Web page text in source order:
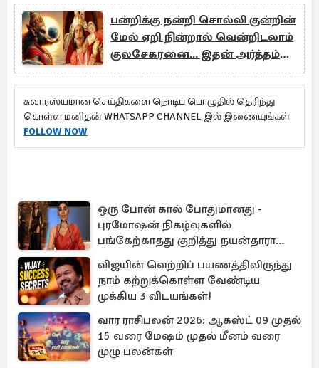
பன்றிக்கு நன்றி சொல்லி குன்றின்
மேல் ஏறி நின்றால் வென்றிடலாம்
குலசேகரனை... இதன் அர்த்தம்
என்ன?
சுவாரஸ்யமான செய்திகளை நொடிப் பொழுதில் தெரிந்து
கொள்ள மனிதன் WHATSAPP CHANNEL இல் இணையுங்கள்
FOLLOW NOW
ஒரு போன் கால் போதுமானது -
புரமோஷன் நிகழ்வுகளில்
பங்கேற்காதது குறித்து நயன்தாரா
ஓபன் டாக்!
விஜயின் வெற்றிப் பயணத்திலிருந்து
நாம் கற்றுக்கொள்ள வேண்டிய
முக்கிய 3 விடயங்கள்!
வார ராசிபலன் 2026: ஆகஸ்ட் 09 முதல்
15 வரை மேஷம் முதல் மீனம் வரை
முழு பலன்கள்